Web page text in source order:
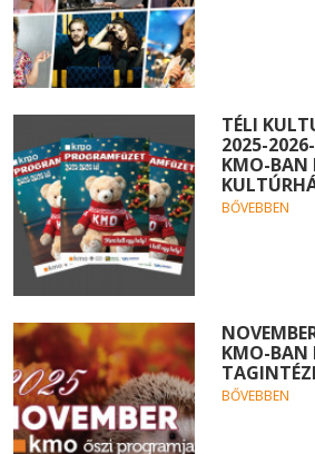
TÉLI
2025-
KMO-BAN
BŐVEBBEN
KMO-BAN
BŐVEBBEN